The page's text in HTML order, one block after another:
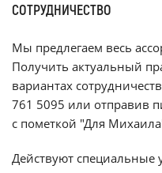
СОТРУДНИЧЕСТВО
Мы предлегаем весь
Получить актуальный
вариантах
761 5095 или отправив
с пометкой "Для
Действуют специальные